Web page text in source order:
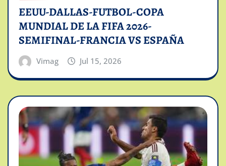
EEUU-DALLAS-FUTBOL-COPA
MUNDIAL DE LA FIFA 2026-
SEMIFINAL-FRANCIA VS ESPAÑA
Vimag Jul 15, 2026